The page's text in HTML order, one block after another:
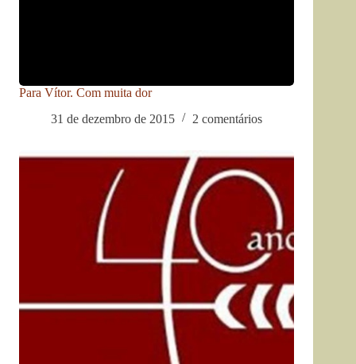
Para Vítor. Com muita dor
31 de dezembro de 2015
2 comentários